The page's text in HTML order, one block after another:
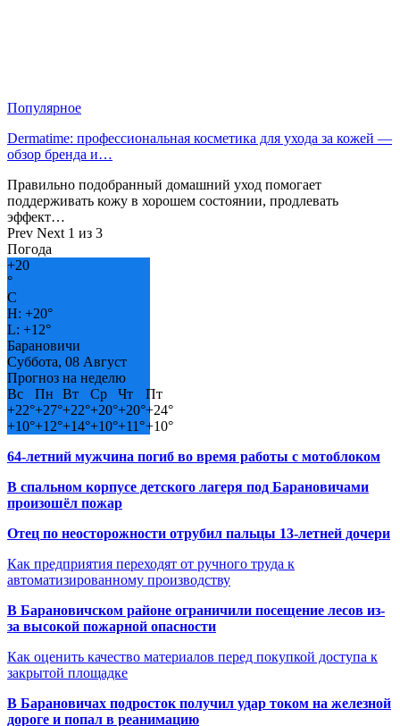
Популярное
Dermatime: профессиональная косметика для ухода за кожей —
обзор бренда и…
Правильно подобранный домашний уход помогает
поддерживать кожу в хорошем состоянии, продлевать
эффект…
Prev Next 1 из 3
Погода
+20
°
C
H: +20°
L: +12°
Барановичи
Суббота, 08 Август
Прогноз на неделю
Вс
Пн Вт Ср Чт
Пт
+22°+27°+22°+20°+20°+24°
+10°+12°+14°+10°+11°+10°
64-летний мужчина погиб во время работы с мотоблоком
В спальном корпусе детского лагеря под Барановичами
произошёл пожар
Отец по неосторожности отрубил пальцы 13-летней дочери
Как предприятия переходят от ручного труда к
автоматизированному производству
В Барановичском районе ограничили посещение лесов из-
за высокой пожарной опасности
Как оценить качество материалов перед покупкой доступа к
закрытой площадке
В Барановичах подросток получил удар током на железной
дороге и попал в реанимацию